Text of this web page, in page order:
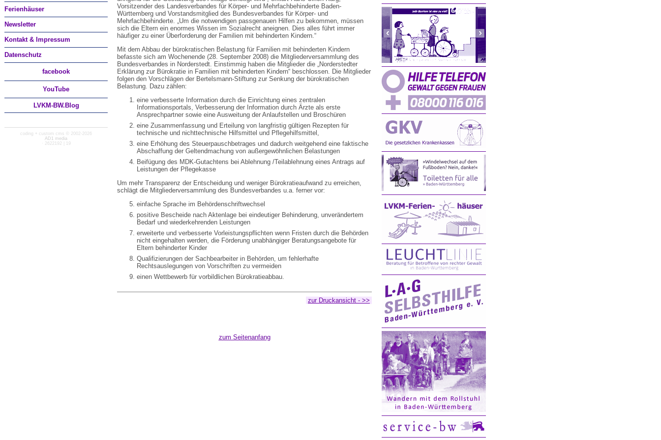
Ferienhäuser
Newsletter
Kontakt & Impressum
Datenschutz
facebook
YouTube
LVKM-BW.Blog
coding + custom cms © 2002-2026
AD1 media
· 2622192 | 19
Vorsitzender des Landesverbandes für Körper- und Mehrfachbehinderte Baden-
Württemberg und Vorstandsmitglied des Bundesverbandes für Körper- und
Mehrfachbehinderte. „Um die notwendigen passgenauen Hilfen zu bekommen, müssen
sich die Eltern ein enormes Wissen im Sozialrecht aneignen. Dies alles führt immer
häufiger zu einer Überforderung der Familien mit behinderten Kindern.“
Mit dem Abbau der bürokratischen Belastung für Familien mit behinderten Kindern
befasste sich am Wochenende (28. September 2008) die Mitgliederversammlung des
Bundesverbandes in Norderstedt. Einstimmig haben die Mitglieder die „Norderstedter
Erklärung zur Bürokratie in Familien mit behinderten Kindern“ beschlossen. Die Mitglieder
folgen den Vorschlägen der Bertelsmann-Stiftung zur Senkung der bürokratischen
Belastung. Dazu zählen:
eine verbesserte Information durch die Einrichtung eines zentralen
Informationsportals, Verbesserung der Information durch Ärzte als erste
Ansprechpartner sowie eine Ausweitung der Anlaufstellen und Broschüren
eine Zusammenfassung und Erteilung von langfristig gültigen Rezepten für
technische und nichttechnische Hilfsmittel und Pflegehilfsmittel,
eine Erhöhung des Steuerpauschbetrages und dadurch weitgehend eine faktische
Abschaffung der Geltendmachung von außergewöhnlichen Belastungen
Beifügung des MDK-Gutachtens bei Ablehnung /Teilablehnung eines Antrags auf
Leistungen der Pflegekasse
Um mehr Transparenz der Entscheidung und weniger Bürokratieaufwand zu erreichen,
schlägt die Mitgliederversammlung des Bundesverbandes u.a. ferner vor:
einfache Sprache im Behördenschriftwechsel
positive Bescheide nach Aktenlage bei eindeutiger Behinderung, unverändertem
Bedarf und wiederkehrenden Leistungen
erweiterte und verbesserte Vorleistungspflichten wenn Fristen durch die Behörden
nicht eingehalten werden, die Förderung unabhängiger Beratungsangebote für
Eltern behinderter Kinder
Qualifizierungen der Sachbearbeiter in Behörden, um fehlerhafte
Rechtsauslegungen von Vorschriften zu vermeiden
einen Wettbewerb für vorbildlichen Bürokratieabbau.
zur Druckansicht - >>
zum Seitenanfang